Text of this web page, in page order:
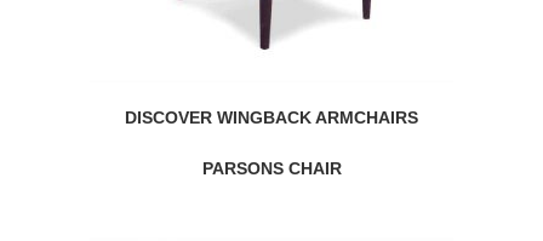
DISCOVER WINGBACK ARMCHAIRS
PARSONS CHAIR